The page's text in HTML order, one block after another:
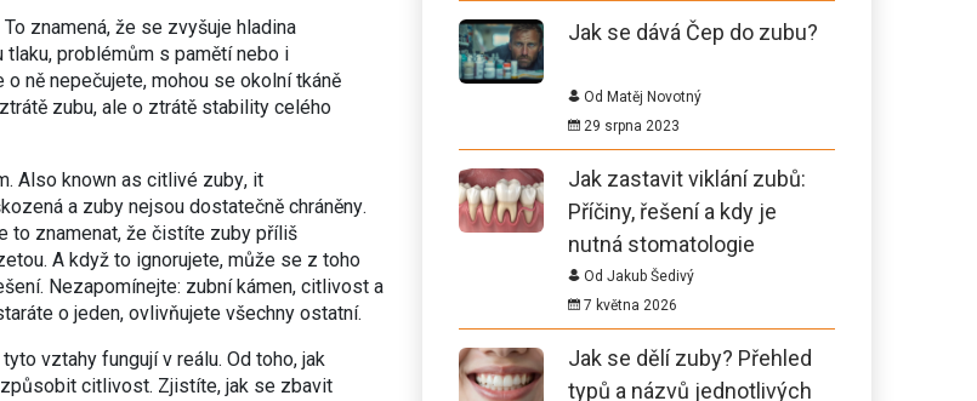
znamená, že se zvyšuje hladina
problémům s pamětí nebo i
ně nepečujete, mohou se okolní tkáně
zubu, ale o ztrátě stability celého
. Also known as citlivé zuby, it
a zuby nejsou dostatečně chráněny.
to znamenat, že čistíte zuby příliš
A když to ignorujete, může se z toho
Nezapomínejte: zubní kámen, citlivost a
o jeden, ovlivňujete všechny ostatní.
vztahy fungují v reálu. Od toho, jak
citlivost. Zjistíte, jak se zbavit
Jak se dává Čep do zubu?
Od Matěj Novotný
29 srpna 2023
Jak zastavit viklání zubů:
Příčiny, řešení a kdy je
nutná stomatologie
Od Jakub Šedivý
7 května 2026
Jak se dělí zuby? Přehled
typů a názvů jednotlivých